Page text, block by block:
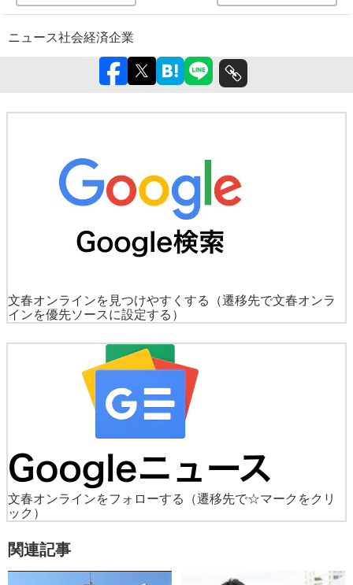
ニュース社会経済企業
文春オンラインを見つけやすくする
（遷移先で文春オンラ
インを優先ソースに設定する）
文春オンラインをフォローする
（遷移先で☆マークをクリ
ック）
関連記事